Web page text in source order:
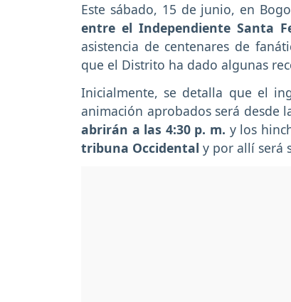
Este sábado, 15 de junio, en
entre el Independiente Santa
asistencia de centenares de
que el Distrito ha dado algunas
Inicialmente, se detalla que el
animación aprobados será desde
abrirán a las 4:30 p. m. y los
tribuna Occidental y por allí será